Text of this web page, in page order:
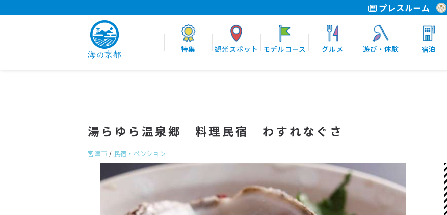
プレスルーム
特集 観光スポット モデルコース グルメ 遊び・体験 宿泊
湯らゆら温泉郷 料理民宿 わすれなぐさ
宮津市 / 民宿・ペンション